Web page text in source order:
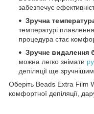
забезпечує
Зручна
температурі
процедура стає
Зручне видалення
можна легко знімати
депіляції ще
Оберіть Beads Extra Film
комфортної депіляції,